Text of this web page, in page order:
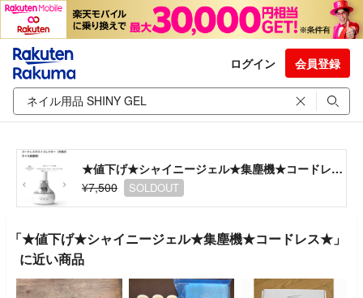
ログイン 会員登録
★値下げ★シャイニージェル★集塵機★コードレス★
¥7,500
SOLDOUT
「★値下げ★シャイニージェル★集塵機★コードレス★」
に近い商品